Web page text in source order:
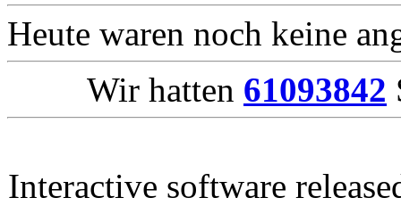
Heute waren noch keine
Wir hatten 61093842
Interactive software